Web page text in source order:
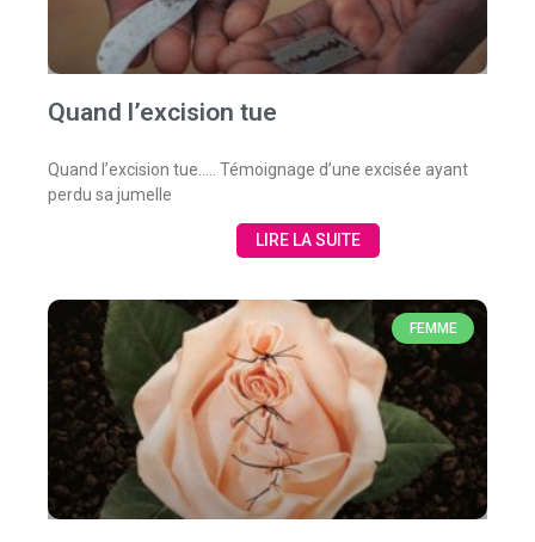
Quand l’excision tue
Quand l’excision tue….. Témoignage d’une excisée ayant
perdu sa jumelle
LIRE LA SUITE
FEMME